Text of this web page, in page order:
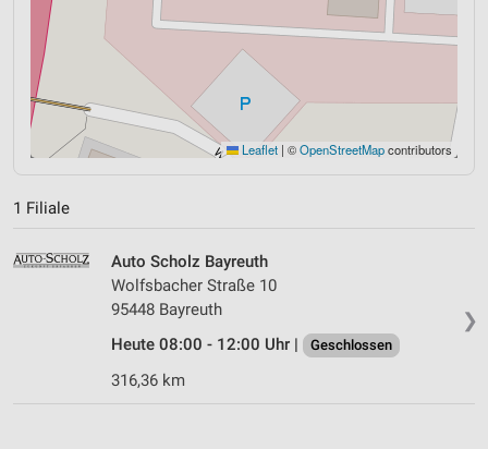
Leaflet | ©OpenStreetMapcontributors
1 Filiale
❯
Auto Scholz Bayreuth
Wolfsbacher Straße 10
95448 Bayreuth
Heute 08:00 - 12:00 Uhr |
Geschlossen
316,36 km